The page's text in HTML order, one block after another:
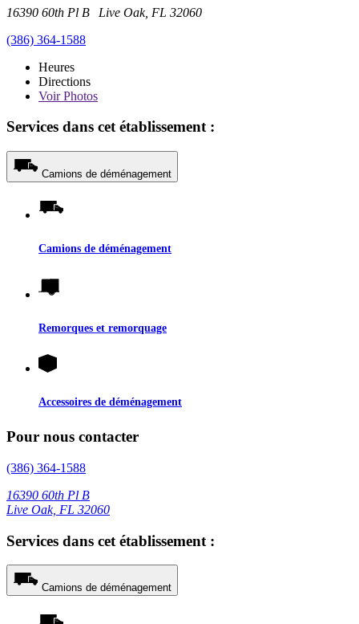
16390 60th Pl B Live Oak, FL 32060
(386) 364-1588
Heures
Directions
VoirPhotos
Services dans cet établissement :
Camions de déménagement
Camions de déménagement
Remorques et remorquage
Accessoires de déménagement
Pour nous contacter
(386) 364-1588
16390 60th Pl B
Live Oak, FL 32060
Services dans cet établissement :
Camions de déménagement